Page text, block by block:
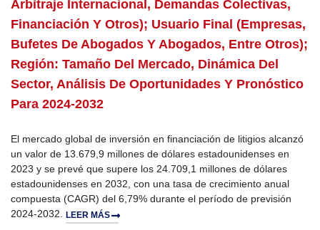
Arbitraje Internacional, Demandas Colectivas,
Financiación Y Otros); Usuario Final (empresas,
Bufetes De Abogados Y Abogados, Entre Otros);
Región: Tamaño Del Mercado, Dinámica Del
Sector, Análisis De Oportunidades Y Pronóstico
Para 2024-2032
El mercado global de inversión en financiación de litigios alcanzó
un valor de 13.679,9 millones de dólares estadounidenses en
2023 y se prevé que supere los 24.709,1 millones de dólares
estadounidenses en 2032, con una tasa de crecimiento anual
compuesta (CAGR) del 6,79% durante el período de previsión
2024-2032. LEER MÁS